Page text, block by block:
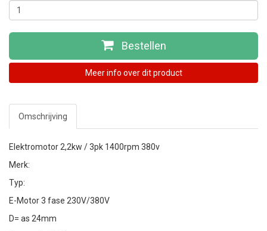
Bestellen
Meer info over dit product
Omschrijving
Elektromotor 2,2kw / 3pk 1400rpm 380v
Merk:
Typ:
E-Motor 3 fase 230V/380V
D= as 24mm